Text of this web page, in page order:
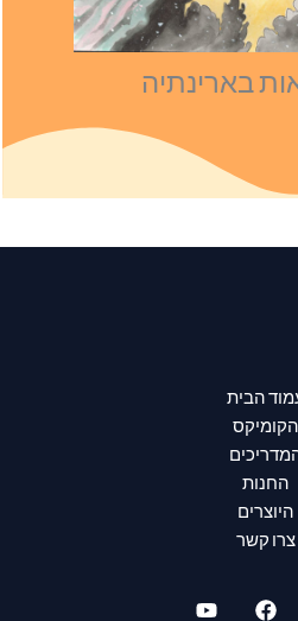
בארינתיה
הבית
הקומיקס
החנות
היוצרים
צרו קשר